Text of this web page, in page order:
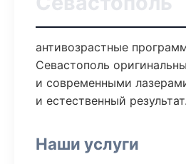
антивозрастные
Севастополь
и современными
и естественный результат.
Наши услуги